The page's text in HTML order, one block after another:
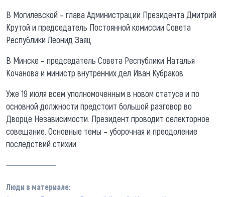
В Могилевской – глава Администрации Президента Дмитрий
Крутой и председатель Постоянной комиссии Совета
Республики Леонид Заяц.
В Минске – председатель Совета Республики Наталья
Кочанова и министр внутренних дел Иван Кубраков.
Уже 19 июля всем уполномоченным в новом статусе и по
основной должности предстоит большой разговор во
Дворце Независимости. Президент проводит селекторное
совещание. Основные темы – уборочная и преодоление
последствий стихии.
Люди в материале: